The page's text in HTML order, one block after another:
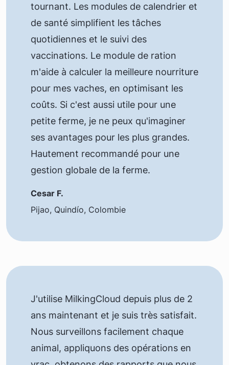
tournant. Les modules de calendrier et
de santé simplifient les tâches
quotidiennes et le suivi des
vaccinations. Le module de ration
m'aide à calculer la meilleure nourriture
pour mes vaches, en optimisant les
coûts. Si c'est aussi utile pour une
petite ferme, je ne peux qu'imaginer
ses avantages pour les plus grandes.
Hautement recommandé pour une
gestion globale de la ferme.
Cesar F.
Pijao, Quindío, Colombie
J'utilise MilkingCloud depuis plus de 2
ans maintenant et je suis très satisfait.
Nous surveillons facilement chaque
animal, appliquons des opérations en